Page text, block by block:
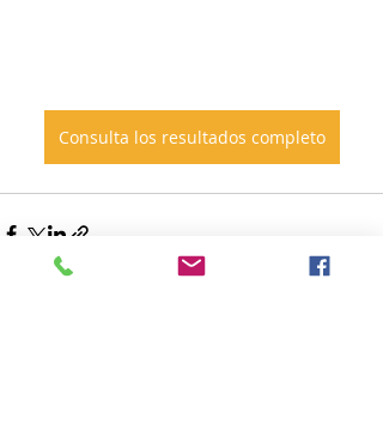
Consulta los resultados completo